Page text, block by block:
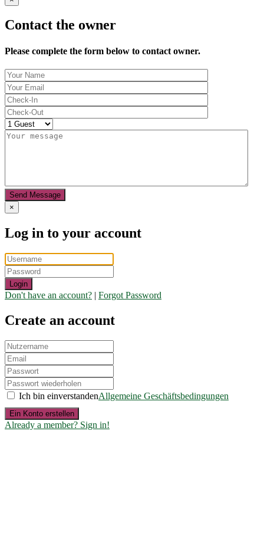
Contact the owner
Please complete the form below to contact owner.
Send Message
×
Log in to your account
Login
Don't have an account? | Forgot Password
Create an account
Ich bin einverstandenAllgemeine Geschäftsbedingungen
Ein Konto erstellen
Already a member? Sign in!